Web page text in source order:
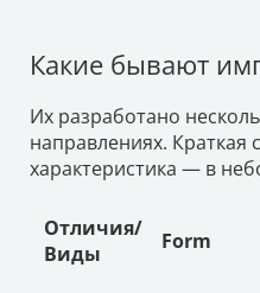
Какие бывают
Их разработано
направлениях. Краткая
характеристика — в
Отличия/
Виды
Form